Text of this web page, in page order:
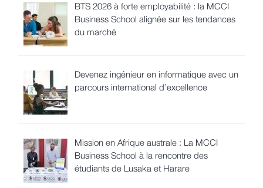
BTS 2026 à forte employabilité : la MCCI
Business School alignée sur les tendances
du marché
Devenez ingénieur en informatique avec un
parcours international d’excellence
Mission en Afrique australe : La MCCI
Business School à la rencontre des
étudiants de Lusaka et Harare